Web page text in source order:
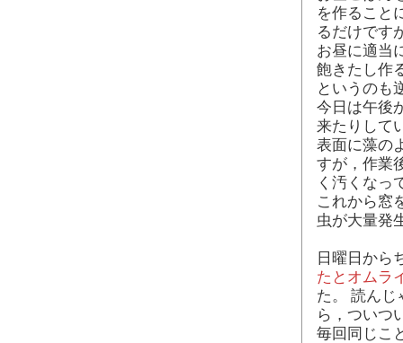
を作ること
るだけです
お昼に適当
飽きたし作
というのも
今日は午後
来たりして
表面に藻の
すが，作業
く汚くなっ
これから窓
虫が大量発
日曜日から
たとオムラ
た。 読んじ
ら，ついつ
毎回同じこ